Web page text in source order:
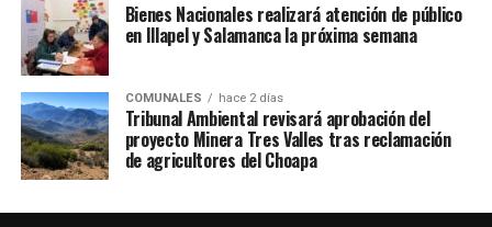
Bienes Nacionales realizará atención de público
en Illapel y Salamanca la próxima semana
COMUNALES hace 2 días
Tribunal Ambiental revisará aprobación del
proyecto Minera Tres Valles tras reclamación
de agricultores del Choapa